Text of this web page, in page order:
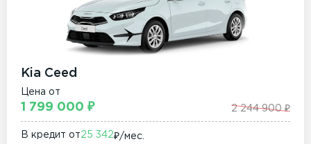
Kia Ceed
Цена от
1 799 000 ₽ 2 244 900 ₽
В кредит от25 342₽/мec.